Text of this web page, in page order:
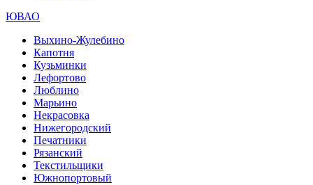
ЮВАО
Выхино-Жулебино
Капотня
Кузьминки
Лефортово
Люблино
Марьино
Некрасовка
Нижегородский
Печатники
Рязанский
Текстильщики
Южнопортовый